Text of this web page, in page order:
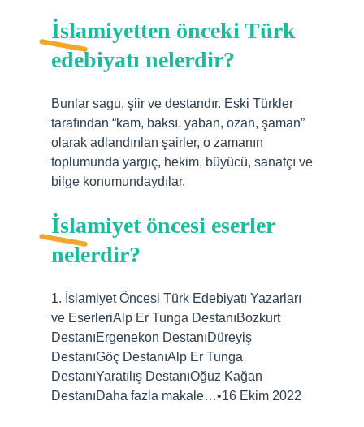
İslamiyetten önceki Türk
edebiyatı nelerdir?
Bunlar sagu, şiir ve destandır. Eski Türkler
tarafından “kam, baksı, yaban, ozan, şaman”
olarak adlandırılan şairler, o zamanın
toplumunda yargıç, hekim, büyücü, sanatçı ve
bilge konumundaydılar.
İslamiyet öncesi eserler
nelerdir?
1. İslamiyet Öncesi Türk Edebiyatı Yazarları
ve EserleriAlp Er Tunga DestanıBozkurt
DestanıErgenekon DestanıDüreyiş
DestanıGöç DestanıAlp Er Tunga
DestanıYaratılış DestanıOğuz Kağan
DestanıDaha fazla makale…•16 Ekim 2022